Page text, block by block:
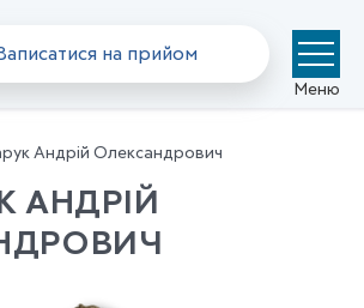
на прийом
Меню
Андрій Олександрович
АНДРІЙ